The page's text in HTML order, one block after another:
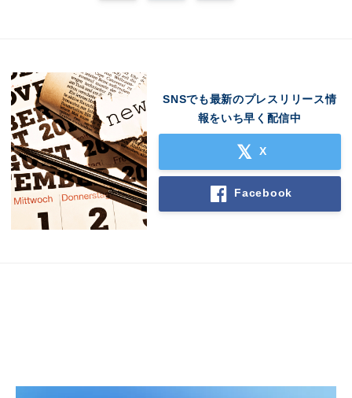
SNSでも最新のプレスリリース情
報をいち早く配信中
X
Facebook